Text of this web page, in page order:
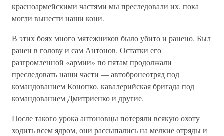
красноармейскими частями мы преследовали их, пока
могли вынести наши кони.
В этих боях много мятежников было убито и ранено. Был
ранен в голову и сам Антонов. Остатки его
разгромленной «армии» по пятам продолжали
преследовать наши части — автобронеотряд под
командованием Конопко, кавалерийская бригада под
командованием Дмитриенко и другие.
После такого урока антоновцы потеряли всякую охоту
ходить всем ядром, они рассыпались на мелкие отряды и